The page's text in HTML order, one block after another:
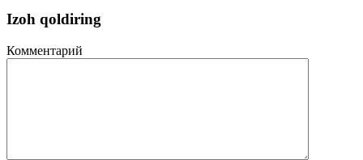
Izoh qoldiring
Комментарий